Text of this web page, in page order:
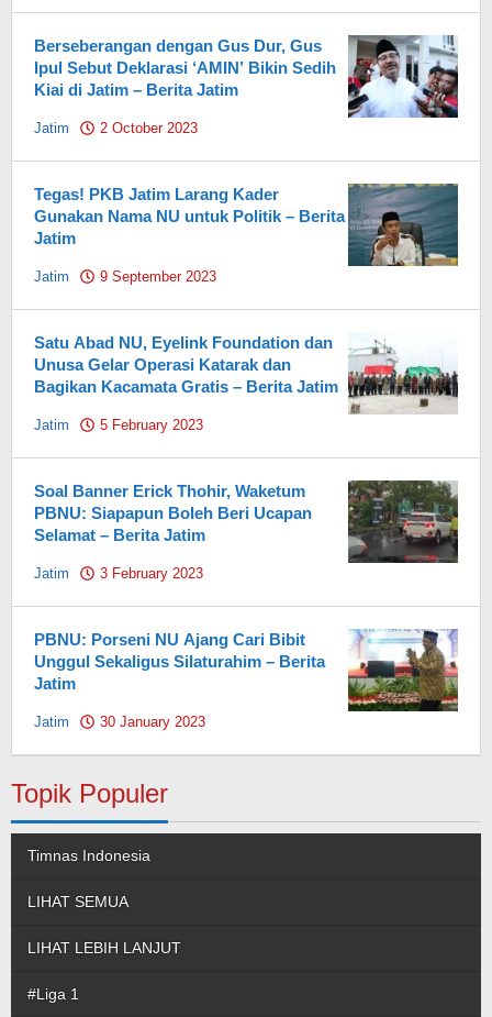
Berseberangan dengan Gus Dur, Gus
Ipul Sebut Deklarasi ‘AMIN’ Bikin Sedih
Kiai di Jatim – Berita Jatim
Jatim 2 October 2023
Tegas! PKB Jatim Larang Kader
Gunakan Nama NU untuk Politik – Berita
Jatim
Jatim 9 September 2023
Satu Abad NU, Eyelink Foundation dan
Unusa Gelar Operasi Katarak dan
Bagikan Kacamata Gratis – Berita Jatim
Jatim 5 February 2023
Soal Banner Erick Thohir, Waketum
PBNU: Siapapun Boleh Beri Ucapan
Selamat – Berita Jatim
Jatim 3 February 2023
PBNU: Porseni NU Ajang Cari Bibit
Unggul Sekaligus Silaturahim – Berita
Jatim
Jatim 30 January 2023
Topik Populer
Timnas Indonesia
LIHAT SEMUA
LIHAT LEBIH LANJUT
#Liga 1